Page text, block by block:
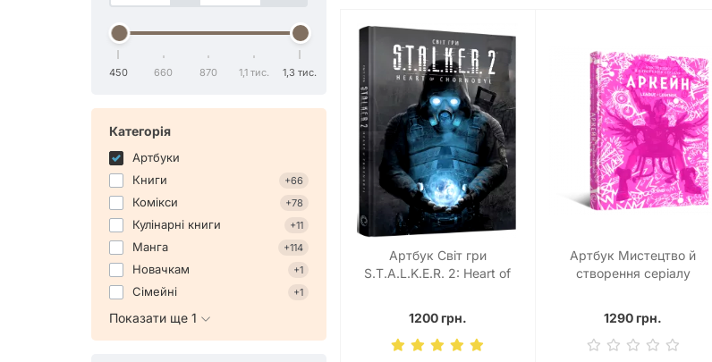
450 660 870 1,1 тис. 1,3 тис.
Категорія
Артбуки
Книги
+66
Комікси +78
Кулінарні книги +11
Манга +114
Новачкам +1
Сімейні +1
Показати ще 1
Артбук Світ гри
S.T.A.L.K.E.R. 2: Heart of
1200 грн.
Артбук Мистецтво й
створення серіалу
1290 грн.